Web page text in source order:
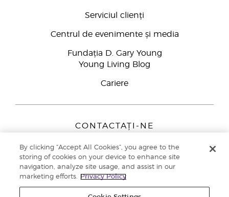
Serviciul clienți
Centrul de evenimente și media
Fundația D. Gary Young
Young Living Blog
Cariere
CONTACTAȚI-NE
Peizerweg 97
9727 AJ Groningen
Netherlands
Înscriere Brand Partners0800 890113
By clicking “Accept All Cookies”, you agree to the
storing of cookies on your device to enhance site
navigation, analyze site usage, and assist in our
marketing efforts.
Privacy Policy